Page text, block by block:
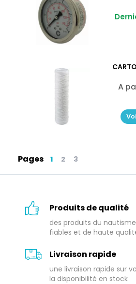
A
Pages 1 2 3
Produits de qualité
des produits du
fiables et de haute
Livraison rapide
une livraison rapide sur
la disponibilité en stock